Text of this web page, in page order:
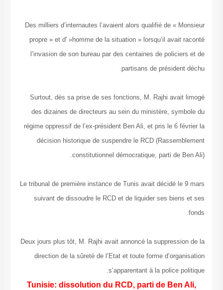
Des milliers d’internautes l’avaient alors qualifié de
propre » et d' »homme de la situation » lorsqu’il
l’invasion de son bureau par des centaines de
partisans de
Surtout, dès sa prise de ses fonctions, M. Rajhi
des dizaines de directeurs au sein du ministère,
régime oppressif de l’ex-président Ben Ali, et pris
décision historique de suspendre le RCD
constitutionnel démocratique, parti
Le tribunal de première instance de Tunis avait
suivant de dissoudre le RCD et de liquider ses
Deux jours plus tôt, M. Rajhi avait annoncé la
direction de la sûreté de l’Etat et toute forme
s’apparentant à la
Tunisie: dissolution du RCD, parti de